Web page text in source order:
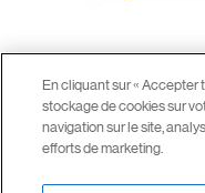
©
En cliquant sur « Accepter
stockage de cookies sur
navigation sur le site,
efforts de marketing.